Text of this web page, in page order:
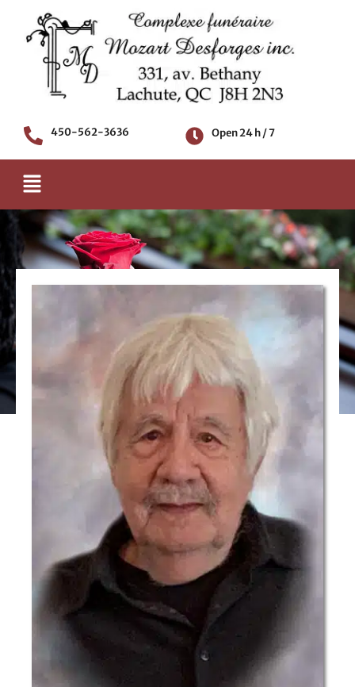
content
450-562-3636 Open 24 h / 7
Menu
Death notice